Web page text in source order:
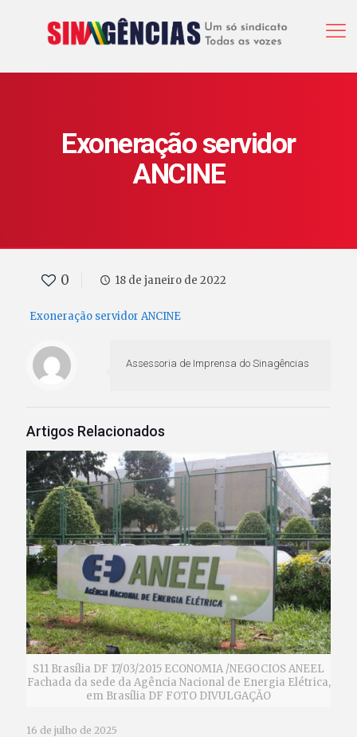
Exoneração servidor
ANCINE
0 18 de janeiro de 2022
Exoneração servidor ANCINE
Assessoria de Imprensa do Sinagências
Artigos Relacionados
S11 Brasília DF 17/03/2015 ECONOMIA /NEGOCIOS ANEEL
Fachada da sede da Agência Nacional de Energia Elétrica,
em Brasília DF FOTO DIVULGAÇÃO
16 de julho de 2025